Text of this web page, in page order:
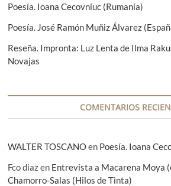
n
t
r
d
Poesía. Ioana Cecovniuc (Rumanía)
Poesía. José Ramón Muñiz Álvarez
Reseña. Impronta: Luz Lenta de Ilma
Novajas
COMENTARIOS
WALTER TOSCANOen Poesía. Ioana
Fco diazen Entrevista a Macarena Moya
Chamorro-Salas (Hilos de Tinta)